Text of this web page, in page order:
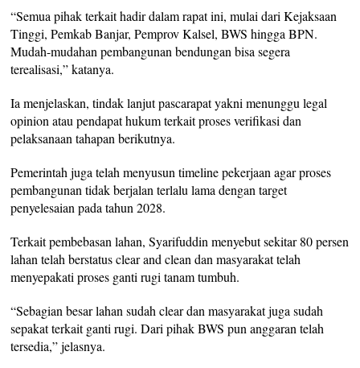
“Semua pihak terkait hadir dalam rapat ini, mulai dari Kejaksaan
Tinggi, Pemkab Banjar, Pemprov Kalsel, BWS hingga BPN.
Mudah-mudahan pembangunan bendungan bisa segera
terealisasi,” katanya.
Ia menjelaskan, tindak lanjut pascarapat yakni menunggu legal
opinion atau pendapat hukum terkait proses verifikasi dan
pelaksanaan tahapan berikutnya.
Pemerintah juga telah menyusun timeline pekerjaan agar proses
pembangunan tidak berjalan terlalu lama dengan target
penyelesaian pada tahun 2028.
Terkait pembebasan lahan, Syarifuddin menyebut sekitar 80 persen
lahan telah berstatus clear and clean dan masyarakat telah
menyepakati proses ganti rugi tanam tumbuh.
“Sebagian besar lahan sudah clear dan masyarakat juga sudah
sepakat terkait ganti rugi. Dari pihak BWS pun anggaran telah
tersedia,” jelasnya.